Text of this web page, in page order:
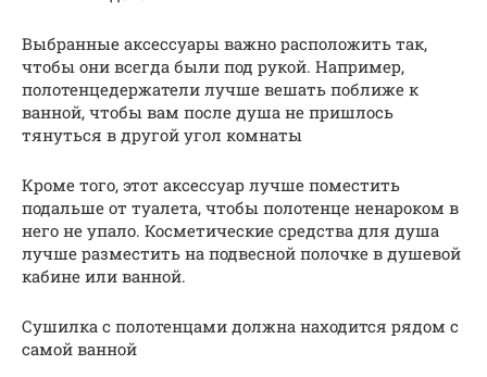
Выбранные аксессуары важно расположить так,
чтобы они всегда были под рукой. Например,
полотенцедержатели лучше вешать поближе к
ванной, чтобы вам после душа не пришлось
тянуться в другой угол комнаты
Кроме того, этот аксессуар лучше поместить
подальше от туалета, чтобы полотенце ненароком в
него не упало. Косметические средства для душа
лучше разместить на подвесной полочке в душевой
кабине или ванной.
Сушилка с полотенцами должна находится рядом с
самой ванной